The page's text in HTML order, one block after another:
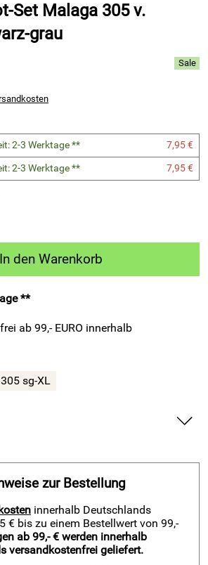
Set Malaga 305 v.
grau
2-3 Werktage **
7,95 €
2-3 Werktage ** 7,95 €
In den Warenkorb
**
ab 99,- EURO innerhalb
sg-XL
für Training und Spiel.
Langarm-Set die weiche Qualität
auf deiner Haut und genieße ein
beim Kicken. Erlebe das markante
und setze auf dem Platz ein klares
robuste Verarbeitung und halte Druck
zur Bestellung
innerhalb Deutschlands
€ bis zu einem Bestellwert von 99,-
ab 99,- € werden innerhalb
versandkostenfrei geliefert.